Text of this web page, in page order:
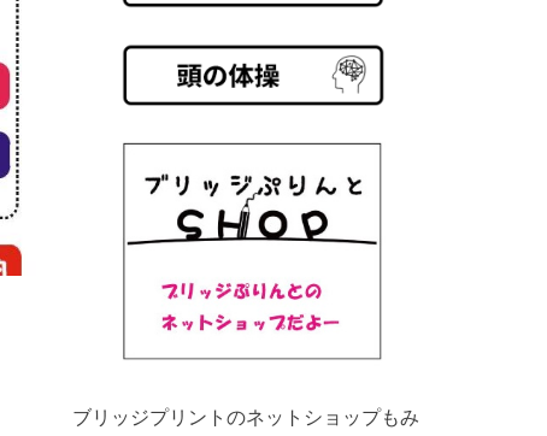
ブリッジプリントのネットショップもみ